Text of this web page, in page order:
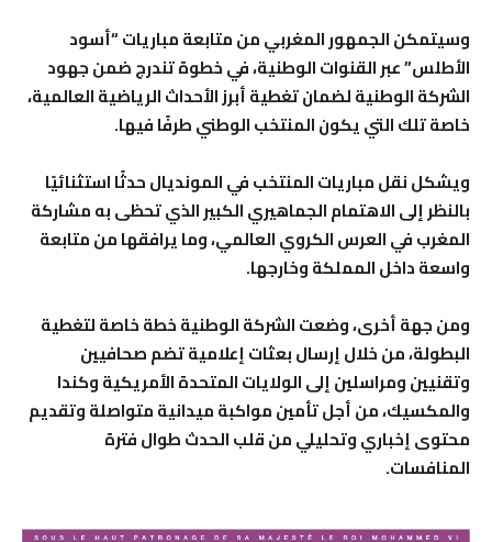
وسيتمكن الجمهور المغربي من متابعة مباريات “أسود
الأطلس” عبر القنوات الوطنية، في خطوة تندرج ضمن جهود
الشركة الوطنية لضمان تغطية أبرز الأحداث الرياضية العالمية،
خاصة تلك التي يكون المنتخب الوطني طرفًا فيها.
ويشكل نقل مباريات المنتخب في المونديال حدثًا استثنائيًا
بالنظر إلى الاهتمام الجماهيري الكبير الذي تحظى به مشاركة
المغرب في العرس الكروي العالمي، وما يرافقها من متابعة
واسعة داخل المملكة وخارجها.
ومن جهة أخرى، وضعت الشركة الوطنية خطة خاصة لتغطية
البطولة، من خلال إرسال بعثات إعلامية تضم صحافيين
وتقنيين ومراسلين إلى الولايات المتحدة الأمريكية وكندا
والمكسيك، من أجل تأمين مواكبة ميدانية متواصلة وتقديم
محتوى إخباري وتحليلي من قلب الحدث طوال فترة
المنافسات.